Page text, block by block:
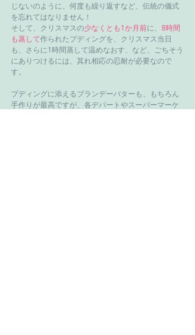
じないのように、何度も繰り返すなど、伝統の儀式
を忘れてはなりません！
そして、クリスマスの少なくとも1か月前に、 8時間
も蒸して作られたプディングを、クリスマス当日
も、さらに1時間蒸して温めなおす、など、ごちそう
にありつけるには、其れ相応の忍耐が必要なので
す。
プディングに添えるブランデーバターも、もちろん
手作りが最高ですが、各デパートやスーパーマーケ